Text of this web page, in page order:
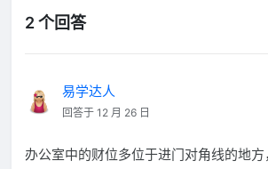
2 个回答
易学达人
回答于 12 月 26 日
办公室中的财位多位于进门对角线的地